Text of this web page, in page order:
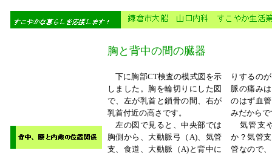
胸と背中の間の臓器
下に胸部CT検査の模式図を示
しました。胸を輪切りにした図
で、左が乳首と鎖骨の間、右が
乳首付近の高さです。
左の図で見ると、中央部では
胸側から、大動脈弓（A)、気管
支、食道、大動脈（A)と背中に
りするの
脈の痛み
のはず血
みだからで
気管支
か？気管
管なので